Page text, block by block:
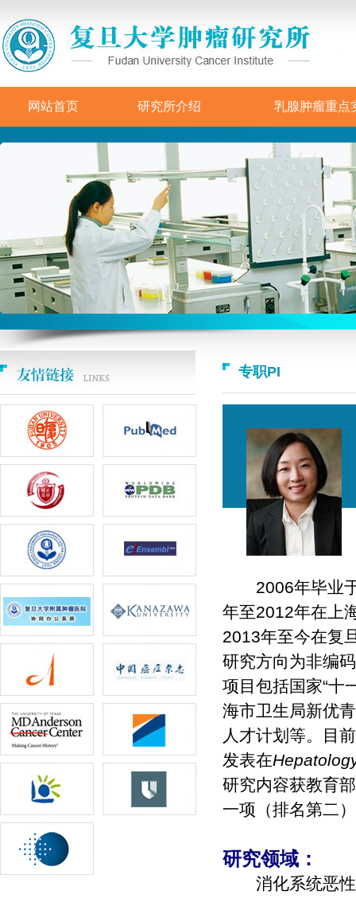
网站首页 研究所介绍 乳腺肿瘤重点
专职PI
2006年毕业
年至2012年在上
2013年至今在复
研究方向为非编码
项目包括国家“十
海市卫生局新优
人才计划等。目
发表在
研究内容获教育
一项（排名第二
研究领域：
消化系统恶性